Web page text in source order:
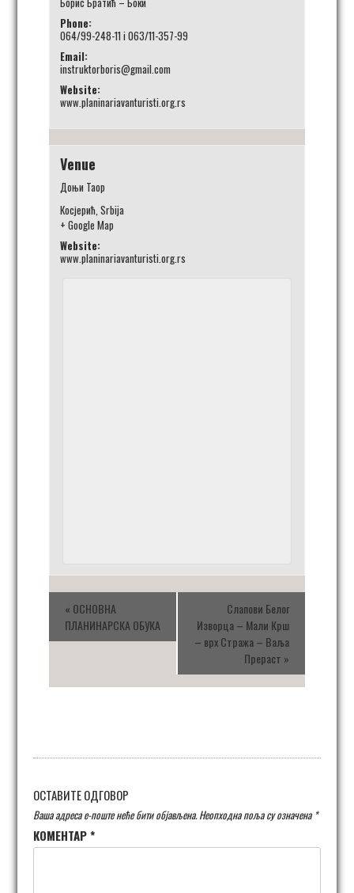
Phone:
064/99-248-11 i 063/11-357-99
Email:
instruktorboris@gmail.com
Website:
www.planinariavanturisti.org.rs
Venue
Доњи Таор
Косјерић Srbija
+ Google Map
Website:
www.planinariavanturisti.org.rs
« ОСНОВНА
ПЛАНИНАРСКА ОБУКА
Слапови Белог
Изворца – Мали Крш
– врх Стража – Ваља
Прераст »
ОСТАВИТЕ ОДГОВОР
Ваша адреса е-поште неће бити објављена.Неопходна поља су означена *
КОМЕНТАР*